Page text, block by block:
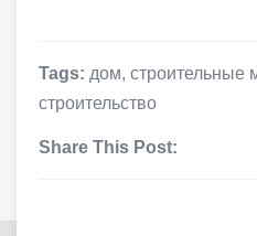
Tags: дом, строительные
строительство
Share This Post: